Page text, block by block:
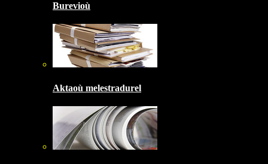
Burevioù
Aktaoù melestradurel